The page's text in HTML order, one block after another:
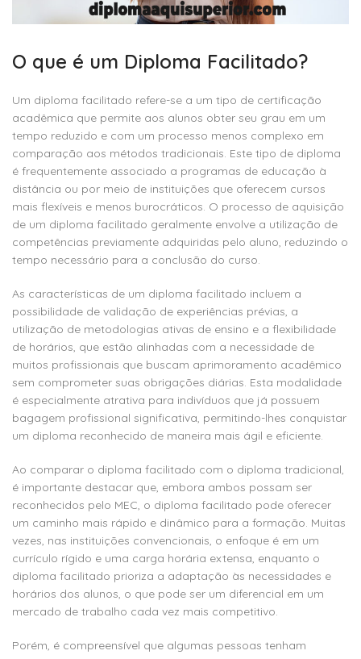
O que é um Diploma Facilitado?
Um diploma facilitado refere-se a um tipo de certificação
acadêmica que permite aos alunos obter seu grau em um
tempo reduzido e com um processo menos complexo em
comparação aos métodos tradicionais. Este tipo de diploma
é frequentemente associado a programas de educação à
distância ou por meio de instituições que oferecem cursos
mais flexíveis e menos burocráticos. O processo de aquisição
de um diploma facilitado geralmente envolve a utilização de
competências previamente adquiridas pelo aluno, reduzindo o
tempo necessário para a conclusão do curso.
As características de um diploma facilitado incluem a
possibilidade de validação de experiências prévias, a
utilização de metodologias ativas de ensino e a flexibilidade
de horários, que estão alinhadas com a necessidade de
muitos profissionais que buscam aprimoramento acadêmico
sem comprometer suas obrigações diárias. Esta modalidade
é especialmente atrativa para indivíduos que já possuem
bagagem profissional significativa, permitindo-lhes conquistar
um diploma reconhecido de maneira mais ágil e eficiente.
Ao comparar o diploma facilitado com o diploma tradicional,
é importante destacar que, embora ambos possam ser
reconhecidos pelo MEC, o diploma facilitado pode oferecer
um caminho mais rápido e dinâmico para a formação. Muitas
vezes, nas instituições convencionais, o enfoque é em um
currículo rígido e uma carga horária extensa, enquanto o
diploma facilitado prioriza a adaptação às necessidades e
horários dos alunos, o que pode ser um diferencial em um
mercado de trabalho cada vez mais competitivo.
Porém, é compreensível que algumas pessoas tenham